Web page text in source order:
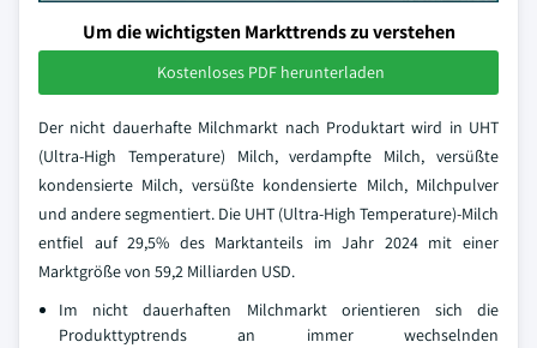
Um die wichtigsten Markttrends zu verstehen
Kostenloses PDF herunterladen
Der nicht dauerhafte Milchmarkt nach Produktart wird in UHT
(Ultra-High Temperature) Milch, verdampfte Milch, versüßte
kondensierte Milch, versüßte kondensierte Milch, Milchpulver
und andere segmentiert. Die UHT (Ultra-High Temperature)-Milch
entfiel auf 29,5% des Marktanteils im Jahr 2024 mit einer
Marktgröße von 59,2 Milliarden USD.
Im nicht dauerhaften Milchmarkt orientieren sich die
Produkttyptrends an immer wechselnden